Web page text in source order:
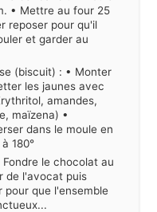
• Mettre au four 25
reposer pour qu'il
et garder au
(biscuit) : • Monter
les jaunes avec
amandes,
maïzena) •
dans le moule en
180°
le chocolat au
de l'avocat puis
que l'ensemble